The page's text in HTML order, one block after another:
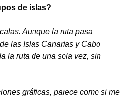
de islas?
Aunque la ruta pasa
las Islas Canarias y Cabo
la ruta de una sola vez, sin
gráficas, parece como si me